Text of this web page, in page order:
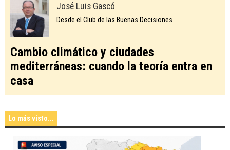
José Luis Gascó
Desde el Club de las Buenas Decisiones
Cambio climático y ciudades
mediterráneas: cuando la teoría entra en
casa
Lo más visto...